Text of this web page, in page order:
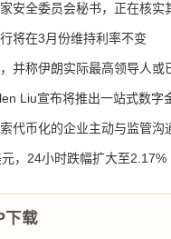
安全委员会秘书，正在核实
将在3月份维持利率不变
并称伊朗实际最高领导人或
Liu宣布将推出一站式数字
代币化的企业主动与监管沟
，24小时跌幅扩大至2.17%
下载